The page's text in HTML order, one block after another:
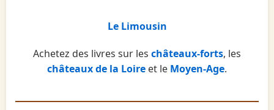
Le Limousin
Achetez des livres sur les châteaux-forts, les
châteaux de la Loire et le Moyen-Age.